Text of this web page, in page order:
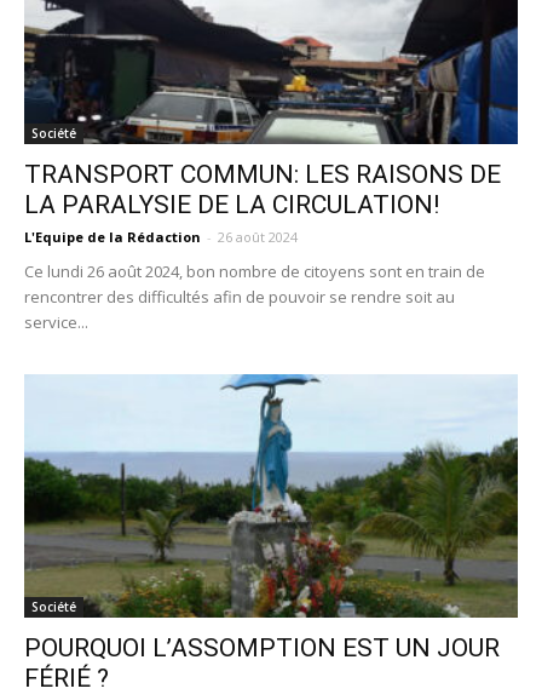
Société
TRANSPORT COMMUN: LES RAISONS DE
LA PARALYSIE DE LA CIRCULATION!
L'Equipe de la Rédaction - 26 août 2024
Ce lundi 26 août 2024, bon nombre de citoyens sont en train de
rencontrer des difficultés afin de pouvoir se rendre soit au
service...
Société
POURQUOI L’ASSOMPTION EST UN JOUR
FÉRIÉ ?